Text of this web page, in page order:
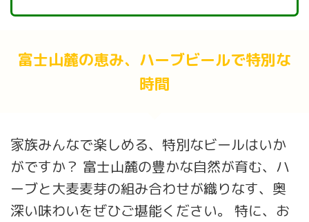
富士山麓の恵み、ハーブビールで特別な
時間
家族みんなで楽しめる、特別なビールはいか
がですか？ 富士山麓の豊かな自然が育む、ハ
ーブと大麦麦芽の組み合わせが織りなす、奥
深い味わいをぜひご堪能ください。 特に、お